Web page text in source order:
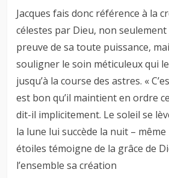
Jacques fais donc référence à la
célestes par Dieu, non seulement
preuve de sa toute puissance,
souligner le soin méticuleux qui
jusqu’à la course des astres. «
est bon qu’il maintient en ordre
dit-il implicitement. Le soleil se
la lune lui succède la nuit –
étoiles témoigne de la grâce de
l’ensemble sa création